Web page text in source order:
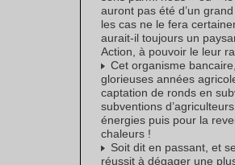
auront pas été d’un
les cas ne le fera
aurait-il toujours un
Action, à pouvoir le leur
Cet organisme
glorieuses années
captation de ronds en
subventions
énergies puis pour la
chaleurs !
Soit dit en passant, et
réussit à dégager une